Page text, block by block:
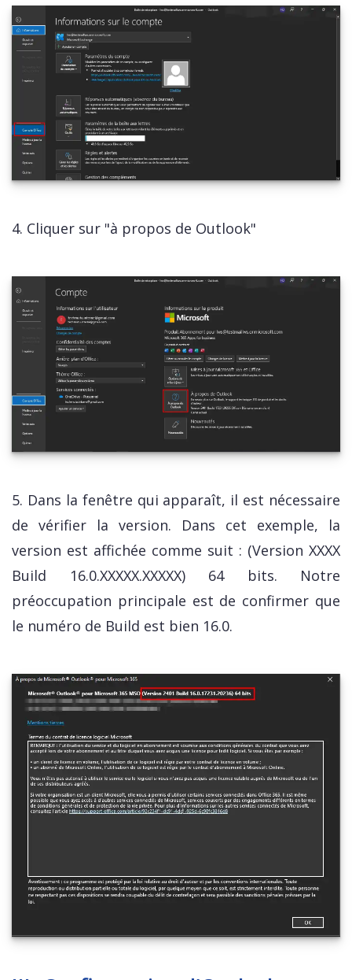
4. Cliquer sur "à propos de Outlook"
5. Dans la fenêtre qui apparaît, il est nécessaire
de vérifier la version. Dans cet exemple, la
version est affichée comme suit : (Version XXXX
Build 16.0.XXXXX.XXXXX) 64 bits. Notre
préoccupation principale est de confirmer que
le numéro de Build est bien 16.0.